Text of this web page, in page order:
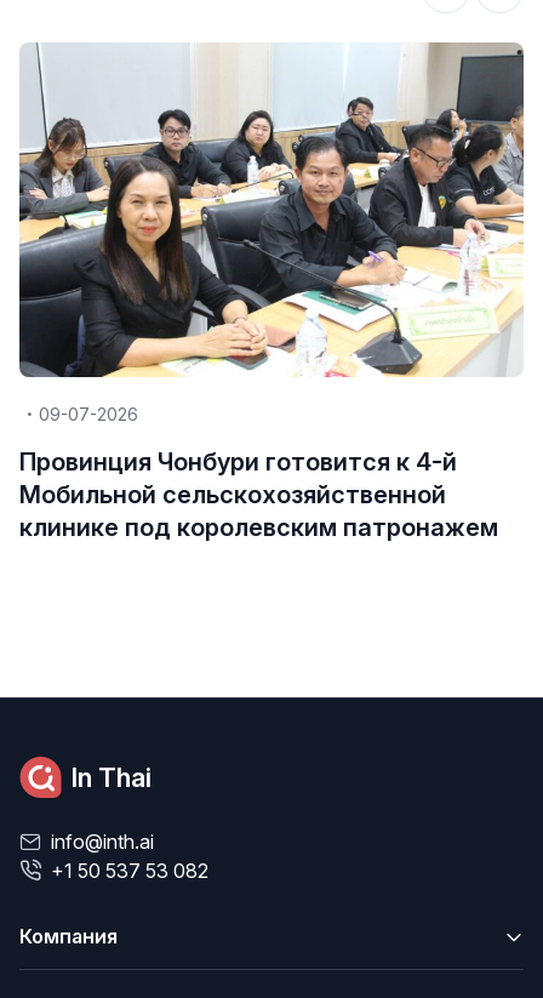
09-07-2026
Провинция Чонбури готовится к 4-й
Мобильной сельскохозяйственной
клинике под королевским патронажем
In Thai
info@inth.ai
+1 50 537 53 082
Компания